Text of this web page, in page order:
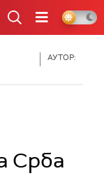
АУТОР:
Срба